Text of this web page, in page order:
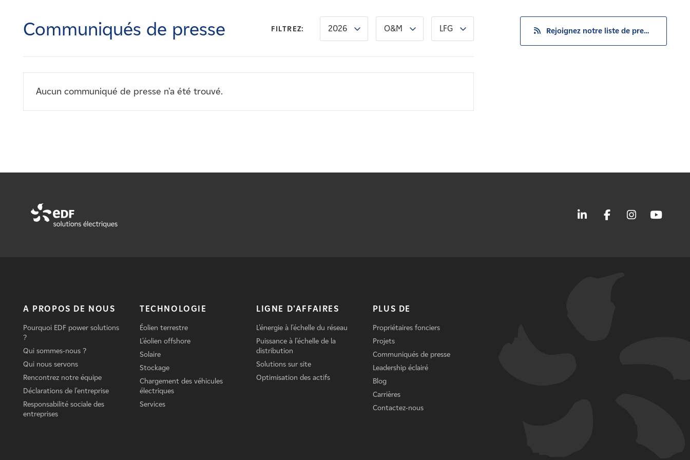
Nouvelles
Communiqués de presse FILTREZ: 2026 O&M LFG
Aucun communiqué de presse n'a été trouvé.
Rejoignez notre liste de presse
A PROPOS DE NOUS
Pourquoi EDF power solutions
?
Qui sommes-nous ?
Qui nous servons
Rencontrez notre équipe
Déclarations de l'entreprise
Responsabilité sociale des
entreprises
TECHNOLOGIE
Éolien terrestre
L'éolien offshore
Solaire
Stockage
Chargement des véhicules
électriques
Services
LIGNE D'AFFAIRES
L'énergie à l'échelle du réseau
Puissance à l'échelle de la
distribution
Solutions sur site
Optimisation des actifs
PLUS DE
Propriétaires fonciers
Projets
Communiqués de presse
Leadership éclairé
Blog
Carrières
Contactez-nous